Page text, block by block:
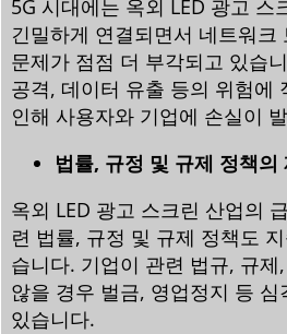
5G 시대에는 옥외 LED 광고 스
긴밀하게 연결되면서 네트워크
문제가 점점 더 부각되고 있습
공격, 데이터 유출 등의 위험에
인해 사용자와 기업에 손실이
법률, 규정 및 규제 정책의
옥외 LED 광고 스크린 산업의
련 법률, 규정 및 규제 정책도
습니다. 기업이 관련 법규, 규
않을 경우 벌금, 영업정지 등
있습니다.